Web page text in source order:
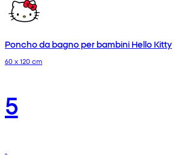
Poncho da bagno per bambini Hello Kitty
60 x 120 cm
5